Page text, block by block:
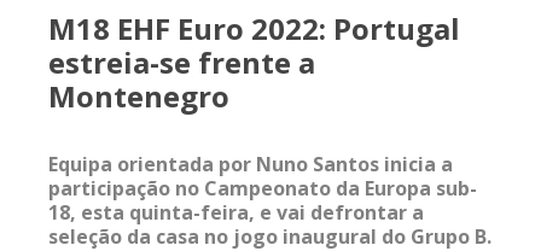
M18 EHF Euro 2022: Portugal
estreia-se frente a
Montenegro
Equipa orientada por Nuno Santos inicia a
participação no Campeonato da Europa sub-
18, esta quinta-feira, e vai defrontar a
seleção da casa no jogo inaugural do Grupo B.